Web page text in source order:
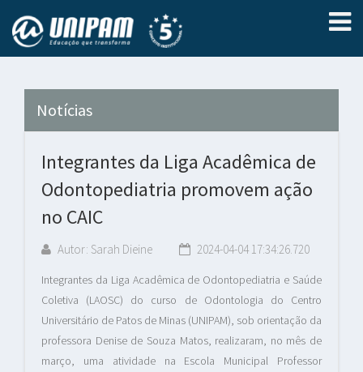
Notícias
Integrantes da Liga Acadêmica de
Odontopediatria promovem ação
no CAIC
Autor: Sarah Dieine 2024-04-04 17:34:26.720
Integrantes da Liga Acadêmica de Odontopediatria e Saúde
Coletiva (LAOSC) do curso de Odontologia do Centro
Universitário de Patos de Minas (UNIPAM), sob orientação da
professora Denise de Souza Matos, realizaram, no mês de
março, uma atividade na Escola Municipal Professor